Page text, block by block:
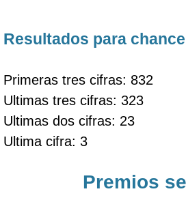
Resultados para chance
Primeras tres cifras: 832
Ultimas tres cifras: 323
Ultimas dos cifras: 23
Ultima cifra: 3
Premios